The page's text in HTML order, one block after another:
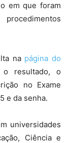
em que foram
na página do
o resultado, o
no Exame
e da senha.
universidades
Ciência e